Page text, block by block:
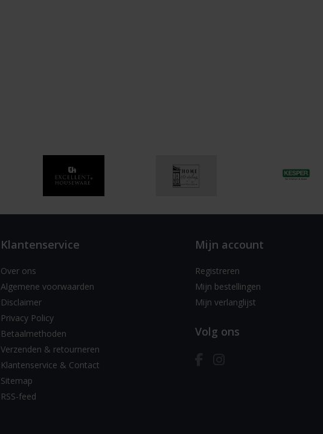
Klantenservice
Over ons
Algemene voorwaarden
Disclaimer
Privacy Policy
Betaalmethoden
Verzenden & retourneren
Klantenservice & Contact
Sitemap
RSS-feed
Mijn account
Registreren
Mijn bestellingen
Mijn verlanglijst
Volg ons